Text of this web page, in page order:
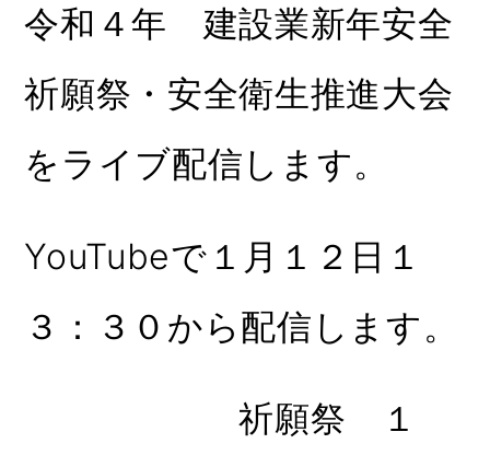
令和４年 建設業新年安全
祈願祭・安全衛生推進大会
をライブ配信します。
YouTubeで１月１２日１
３：３０から配信します。
祈願祭 １